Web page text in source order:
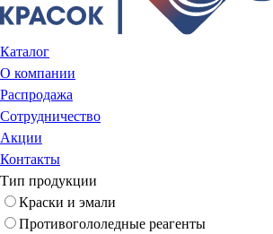
Каталог
О компании
Распродажа
Сотрудничество
Акции
Контакты
Тип продукции
Краски и эмали
Противогололедные реагенты